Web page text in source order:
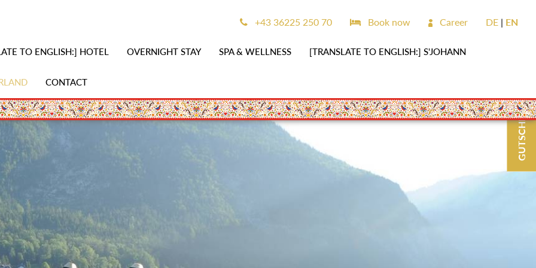
TO ENGLISH:] HOTEL OVERNIGHT STAY SPA & WELLNESS [TRANSLATE TO ENGLISH:] S'JOHANN
CONTACT
+43 36225 250 70 Book now Career DE EN
GUTSCHEINE